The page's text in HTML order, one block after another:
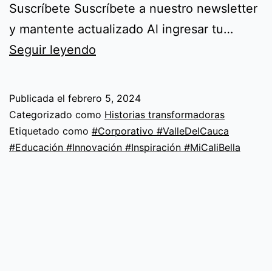
Suscríbete Suscríbete a nuestro newsletter
y mantente actualizado Al ingresar tu…
Seguir leyendo
Cali
bella
Publicada el febrero 5, 2024
Categorizado como Historias transformadoras
Etiquetado como #Corporativo #ValleDelCauca
#Educación #Innovación #Inspiración #MiCaliBella